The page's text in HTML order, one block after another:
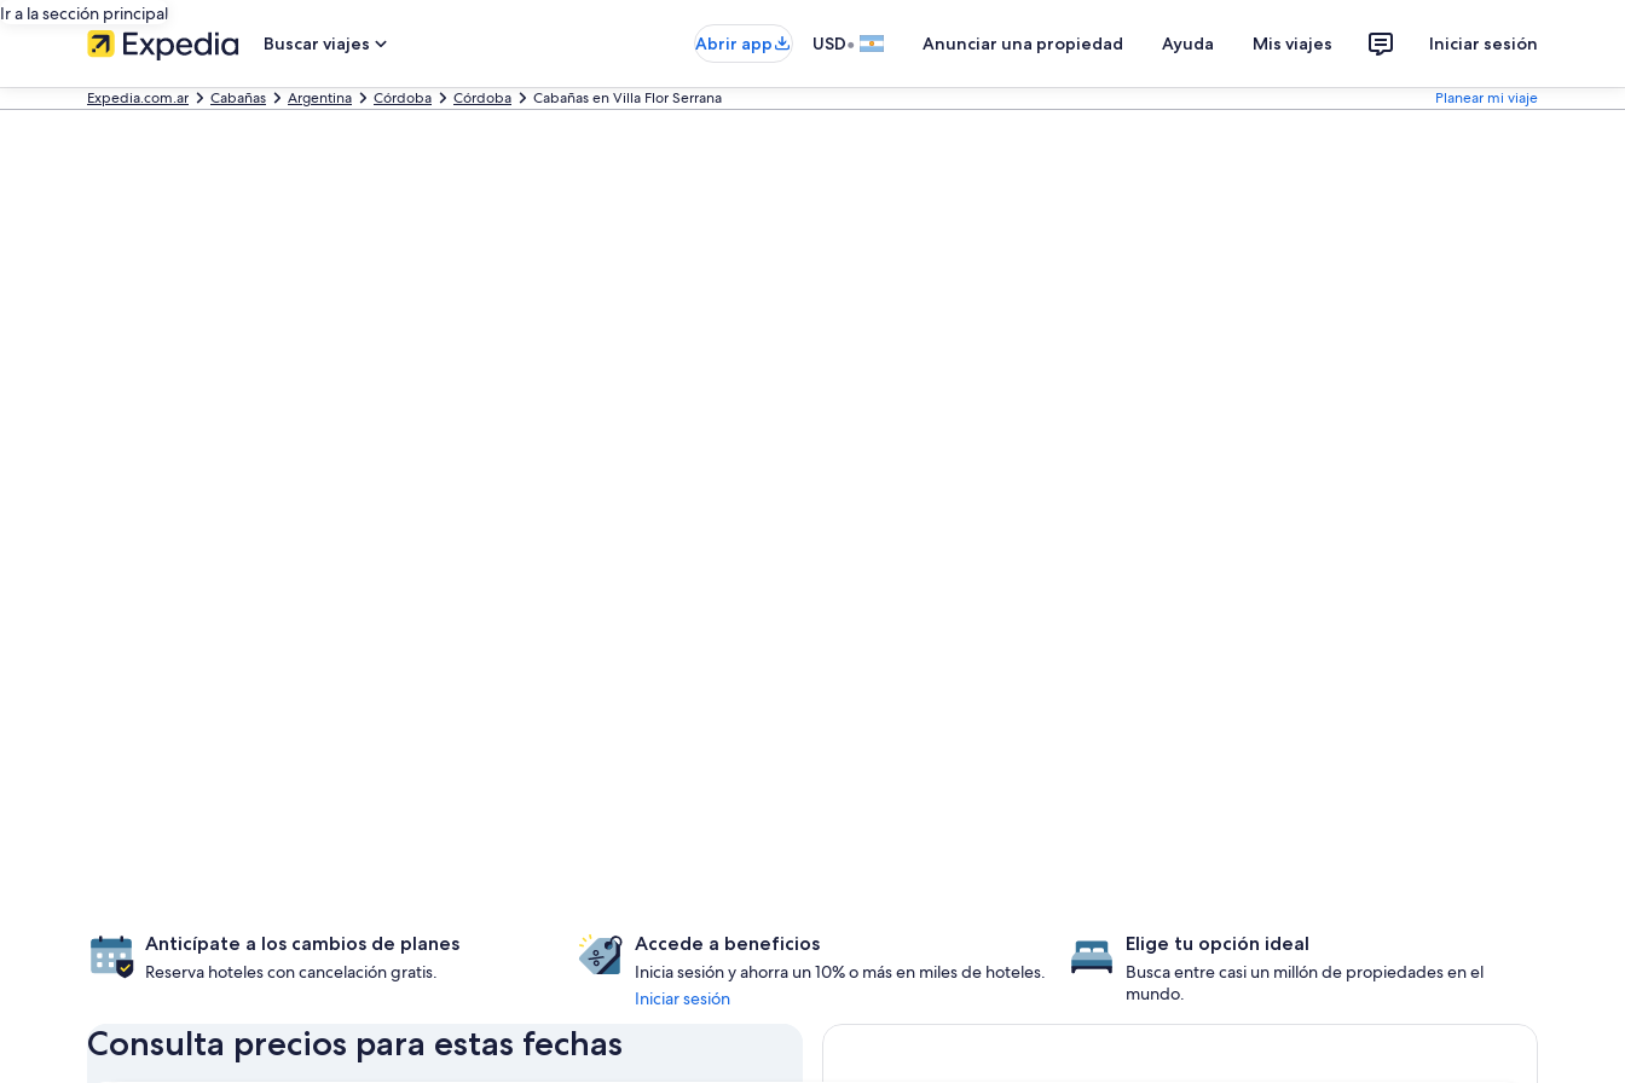
Ir a la sección principal
Buscar viajes
Abrir app USD• Anunciar una propiedad Ayuda Mis viajes Iniciar sesión
Expedia.com.ar Cabañas Argentina Córdoba Córdoba Cabañas en Villa Flor Serrana Planear mi viaje
Anticípate a los cambios de planes
Reserva hoteles con cancelación gratis.
Accede a beneficios
Inicia sesión y ahorra un 10% o más en miles de hoteles.
Iniciar sesión
Elige tu opción ideal
Busca entre casi un millón de propiedades en el
mundo.
Consulta precios para estas fechas